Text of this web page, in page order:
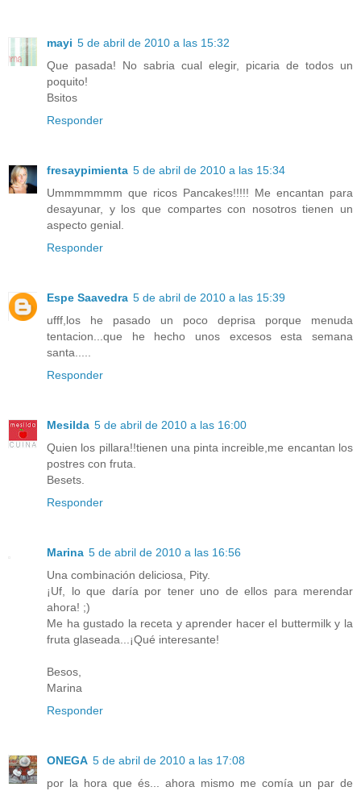
mayi 5 de abril de 2010 a las 15:32
Que pasada! No sabria cual elegir, picaria de todos un
poquito!
Bsitos
Responder
fresaypimienta 5 de abril de 2010 a las 15:34
Ummmmmmm que ricos Pancakes!!!!! Me encantan para
desayunar, y los que compartes con nosotros tienen un
aspecto genial.
Responder
Espe Saavedra 5 de abril de 2010 a las 15:39
ufff,los he pasado un poco deprisa porque menuda
tentacion...que he hecho unos excesos esta semana
santa.....
Responder
Mesilda 5 de abril de 2010 a las 16:00
Quien los pillara!!tienen una pinta increible,me encantan los
postres con fruta.
Besets.
Responder
Marina 5 de abril de 2010 a las 16:56
Una combinación deliciosa, Pity.
¡Uf, lo que daría por tener uno de ellos para merendar
ahora! ;)
Me ha gustado la receta y aprender hacer el buttermilk y la
fruta glaseada...¡Qué interesante!
Besos,
Marina
Responder
ONEGA 5 de abril de 2010 a las 17:08
por la hora que és... ahora mismo me comía un par de